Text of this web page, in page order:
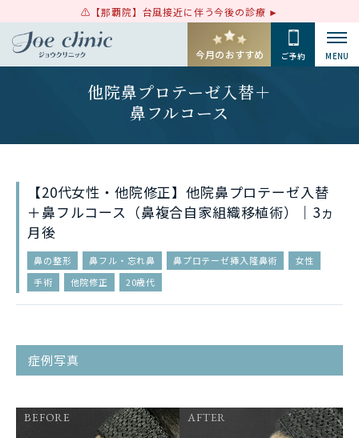
【那覇院】台風接近に伴う今後の診療
今月のおすすめ ご予約 MENU
他院鼻プロテーゼ入替＋
鼻フルコース
【20代女性・他院修正】他院鼻プロテーゼ入替
＋鼻フルコース（鼻複合自家組織移植術）｜3ヵ
月後
鼻の整形 鼻フル・忘れ鼻 鼻プロテーゼ挿入隆鼻術
女性
手術
他院修正 20歳代
症例写真
BEFORE AFTER